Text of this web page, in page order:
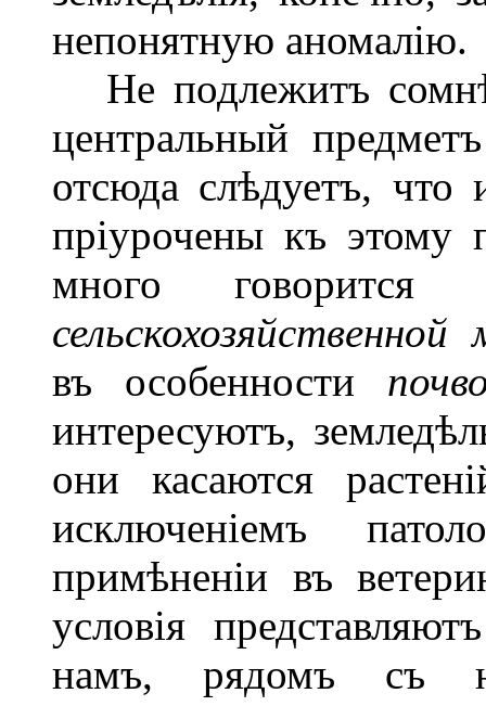
непонятную аномалію.
Не подлежитъ
центральный
отсюда слѣдуетъ,
пріурочены къ этому
много
сельскохозяйственной
въ особенности
интересуютъ,
они касаются
исключеніемъ
примѣненіи въ
условія
намъ, рядомъ съ